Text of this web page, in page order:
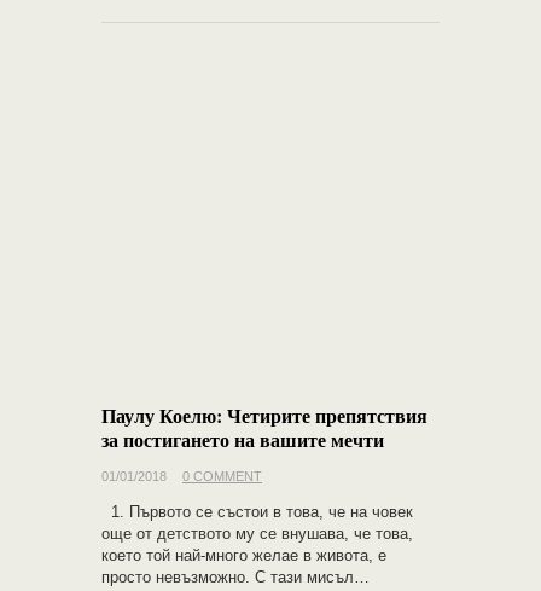
Паулу Коелю: Четирите препятствия
за постигането на вашите мечти
01/01/2018 0 COMMENT
1. Първото се състои в това, че на човек
още от детството му се внушава, че това,
което той най-много желае в живота, е
просто невъзможно. С тази мисъл…